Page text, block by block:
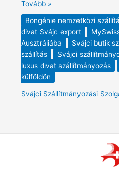
Tovább »
Bongénie nemzetközi
divat Svájc export
Ausztráliába
Svájci butik
szállítás
Svájci
luxus divat szállítmányozás
külföldön
Svájci Szállítmányozási